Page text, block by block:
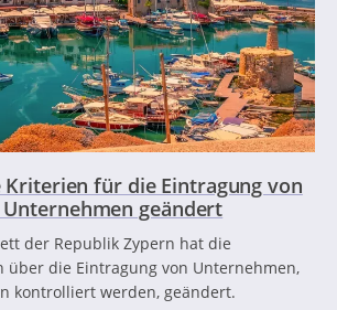
Kriterien für die Eintragung von
geändert
der Republik Zypern hat die
über die Eintragung von Unternehmen,
kontrolliert werden, geändert.